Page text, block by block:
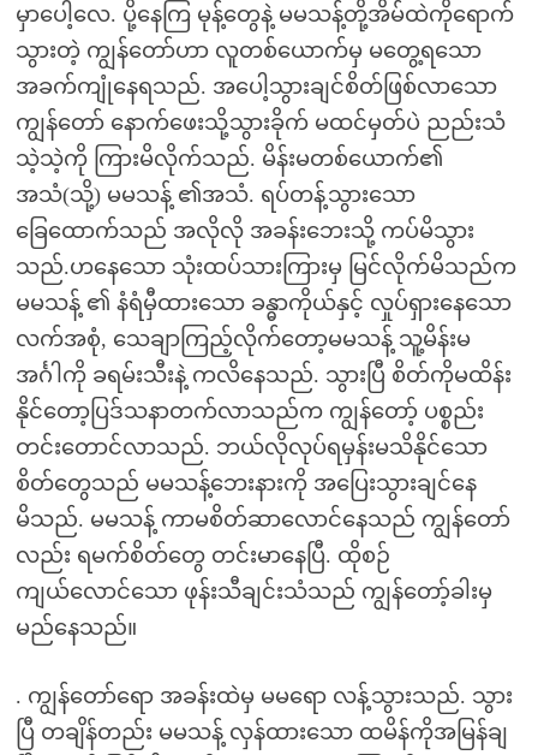
မှာပေါ့လေ. ပို့နေကြ မုန့်တွေနဲ့ မမသန့်တို့အိမ်ထဲကိုရောက်
သွားတဲ့ ကျွန်တော်ဟာ လူတစ်ယောက်မှ မတွေ့ရသော
အခက်ကျုံနေရသည်. အပေါ့သွားချင်စိတ်ဖြစ်လာသော
ကျွန်တော် နောက်ဖေးသို့သွားခိုက် မထင်မှတ်ပဲ ညည်းသံ
သဲ့သဲ့ကို ကြားမိလိုက်သည်. မိန်းမတစ်ယောက်၏
အသံ(သို့) မမသန့် ၏အသံ. ရပ်တန့်သွားသော
ခြေထောက်သည် အလိုလို အခန်းဘေးသို့ ကပ်မိသွား
သည်.ဟနေသော သုံးထပ်သားကြားမှ မြင်လိုက်မိသည်က
မမသန့် ၏ နံရံမှီထားသော ခန္ဓာကိုယ်နှင့် လှုပ်ရှားနေသော
လက်အစုံ, သေချာကြည့်လိုက်တော့မမသန့် သူ့မိန်းမ
အင်္ဂါကို ခရမ်းသီးနဲ့ ကလိနေသည်. သွားပြီ စိတ်ကိုမထိန်း
နိုင်တော့ပြဒ်သနာတက်လာသည်က ကျွန်တော့် ပစ္စည်း
တင်းတောင်လာသည်. ဘယ်လိုလုပ်ရမှန်းမသိနိုင်သော
စိတ်တွေသည် မမသန့်ဘေးနားကို အပြေးသွားချင်နေ
မိသည်. မမသန့် ကာမစိတ်ဆာလောင်နေသည် ကျွန်တော်
လည်း ရမက်စိတ်တွေ တင်းမာနေပြီ. ထိုစဉ်
ကျယ်လောင်သော ဖုန်းသီချင်းသံသည် ကျွန်တော့်ခါးမှ
မည်နေသည်။
. ကျွန်တော်ရော အခန်းထဲမှ မမရော လန့်သွားသည်. သွား
ပြီ တချိန်တည်း မမသန့် လှန်ထားသော ထမိန်ကိုအမြန်ချ